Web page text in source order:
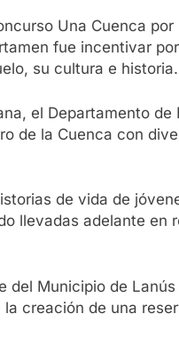
Una Cuenca
fue incentivar
su cultura e historia.
el Departamento
de la Cuenca con
de vida de
llevadas adelante en
Municipio de
creación de una